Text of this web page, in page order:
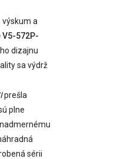
a
572P-
dizajnu
sa výdrž
prešla
plne
sérii